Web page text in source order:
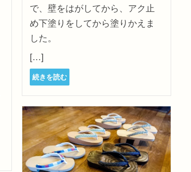
で、壁をはがしてから、アク止
め下塗りをしてから塗りかえま
した。
[…]
続きを読む